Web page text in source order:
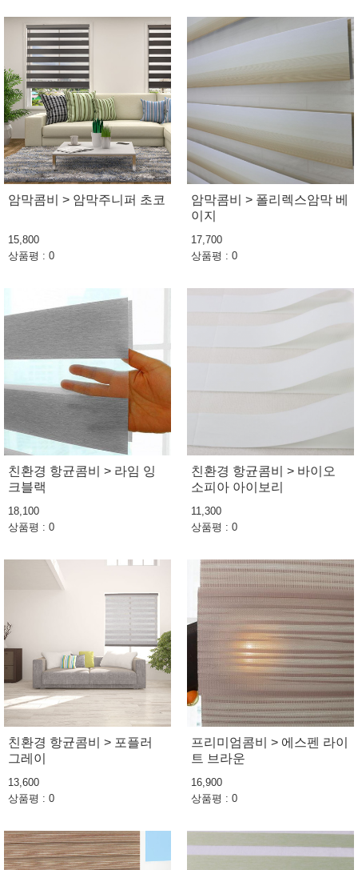
암막콤비 > 암막주니퍼 초코
15,800
상품평 : 0
암막콤비 > 폴리렉스암막 베
이지
17,700
상품평 : 0
친환경 항균콤비 > 라임 잉
크블랙
18,100
상품평 : 0
친환경 항균콤비 > 바이오
소피아 아이보리
11,300
상품평 : 0
친환경 항균콤비 > 포플러
그레이
13,600
상품평 : 0
프리미엄콤비 > 에스펜 라이
트 브라운
16,900
상품평 : 0